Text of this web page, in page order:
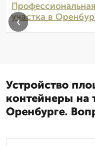
участка в
‹
Устройство
контейнеры на
Оренбурге.